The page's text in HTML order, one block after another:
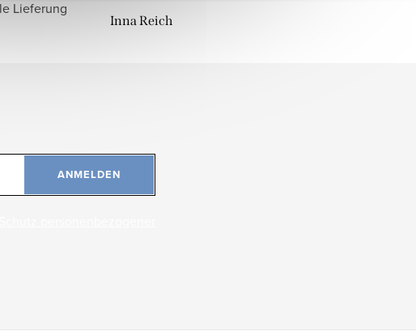
Lieferung
Inna Reich
ANMELDEN